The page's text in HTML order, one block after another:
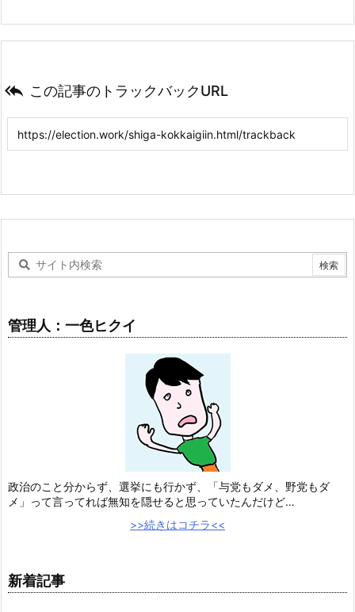
 この記事のトラックバックURL
管理人：一色ヒクイ
政治のこと分からず、選挙にも行かず、「与党もダメ、野党もダ
メ」って言ってれば無知を隠せると思っていたんだけど…
>>続きはコチラ<<
新着記事